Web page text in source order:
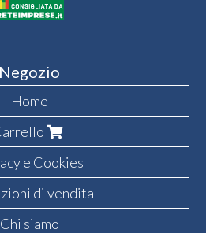
Negozio
Home
e Cookies
di vendita
Chi siamo